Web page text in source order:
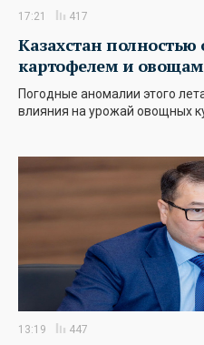
17:21 417
Казахстан полностью
картофелем и
Погодные аномалии этого
влияния на урожай овощных
13:19 447